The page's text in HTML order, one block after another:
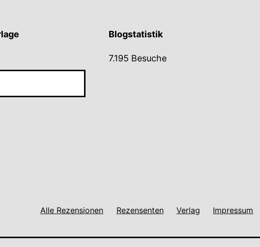
Blogstatistik
7.195 Besuche
Alle Rezensionen Rezensenten Verlag Impressum